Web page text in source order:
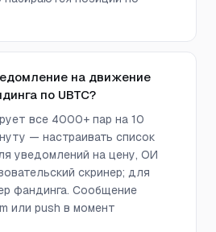
на движение
по UBTC?
все 4000+ пар на 10
— настраивать список
уведомлений на цену, ОИ
скринер; для
фандинга. Сообщение
или push в момент